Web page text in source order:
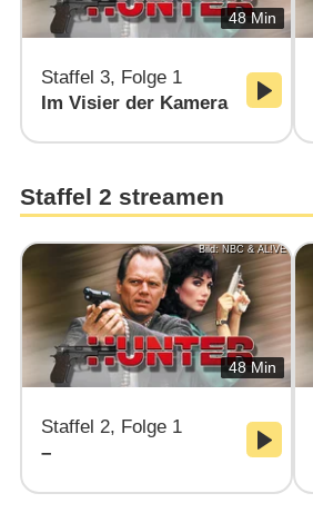
48 Min
Staffel 3, Folge 1
Im Visier der Kamera
Staffel 2 streamen
Bild: NBC & AL!VE
48 Min
Staffel 2, Folge 1
–